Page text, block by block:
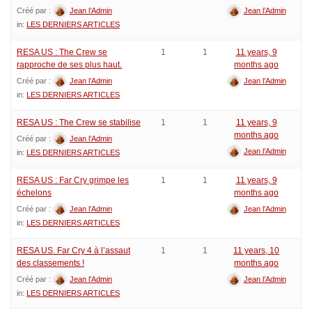
Créé par :
Jean l’Admin
in: LES DERNIERS ARTICLES
Jean l’Admin
RESA US : The Crew se
rapproche de ses plus haut.
Créé par :
Jean l’Admin
in: LES DERNIERS ARTICLES
1 1
11 years, 9
months ago
Jean l’Admin
RESA US : The Crew se stabilise
Créé par :
Jean l’Admin
in: LES DERNIERS ARTICLES
1 1
11 years, 9
months ago
Jean l’Admin
RESA US : Far Cry grimpe les
échelons
Créé par :
Jean l’Admin
in: LES DERNIERS ARTICLES
1 1
11 years, 9
months ago
Jean l’Admin
RESA US. Far Cry 4 à l’assaut
des classements !
Créé par :
Jean l’Admin
in:
LES DERNIERS ARTICLES
1 1
11 years, 10
months ago
Jean l’Admin